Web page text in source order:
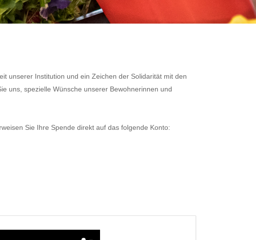
unserer Institution und ein Zeichen der Solidarität mit den
uns, spezielle Wünsche unserer Bewohnerinnen und
Sie Ihre Spende direkt auf das folgende Konto: